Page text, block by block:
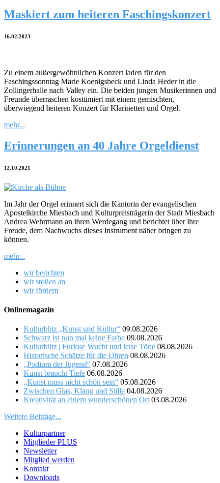
Maskiert zum heiteren Faschingskonzert
16.02.2023
Zu einem außergewöhnlichen Konzert laden für den
Faschingssonntag Marie Koenigsbeck und Linda Heder in die
Zollingerhalle nach Valley ein. Die beiden jungen Musikerinnen und
Freunde überraschen kostümiert mit einem gemischten,
überwiegend heiteren Konzert für Klarinetten und Orgel.
mehr...
Erinnerungen an 40 Jahre Orgeldienst
12.10.2021
Im Jahr der Orgel erinnert sich die Kantorin der evangelischen
Apostelkirche Miesbach und Kulturpreisträgerin der Stadt Miesbach
Andrea Wehrmann an ihren Werdegang und berichtet über ihre
Freude, dem Nachwuchs dieses Instrument näher bringen zu
können.
mehr...
wir berichten
wir stoßen an
wir fördern
Onlinemagazin
Kulturblitz „Kunst und Kultur“ 09.08.2026
Schwarz ist nun mal keine Farbe 09.08.2026
Kulturblitz | Furiose Wucht und leise Töne 08.08.2026
Historische Schätze für die Ohren 08.08.2026
„Podium der Jugend“ 07.08.2026
Kunst braucht Tiefe 06.08.2026
„Kunst muss nicht schön sein“ 05.08.2026
Zwischen Glas, Klang und Stille 04.08.2026
Kreativität an einem wunderschönen Ort 03.08.2026
Weitere Beiträge...
Kulturpartner
Mitglieder PLUS
Newsletter
Mitglied werden
Kontakt
Downloads